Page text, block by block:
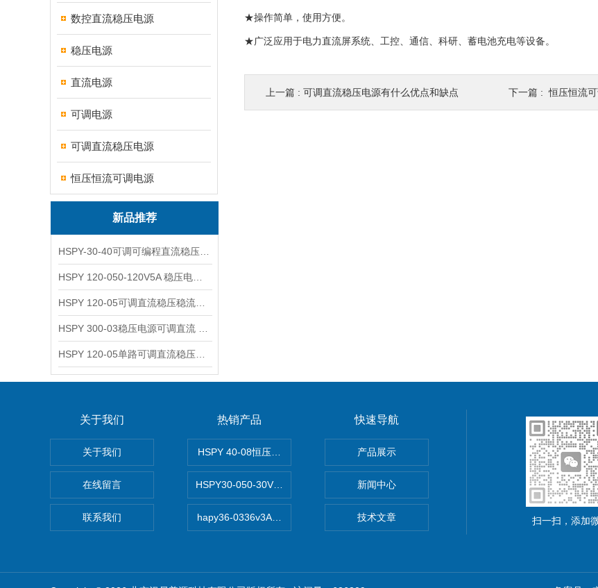
数控直流稳压电源
稳压电源
直流电源
可调电源
可调直流稳压电源
恒压恒流可调电源
新品推荐
★操作简单，使用方便。
★广泛应用于电力直流屏系统、工控、通信、科研、蓄电池充电等设备。
上一篇 : 可调直流稳压电源有什么优点和缺点 下一篇 :恒压恒流
关于我们
关于我们
在线留言
联系我们
热销产品
HSPY 40-08恒压恒流恒功率电源
HSPY30-050-30V/-05A可调直流稳压电源
hapy36-0336v3A高精度小型可编程直流稳压电源
快速导航
产品展示
新闻中心
技术文章 扫一扫，添加